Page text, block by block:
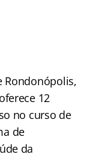
Rondonópolis,
12
no curso de
de
da